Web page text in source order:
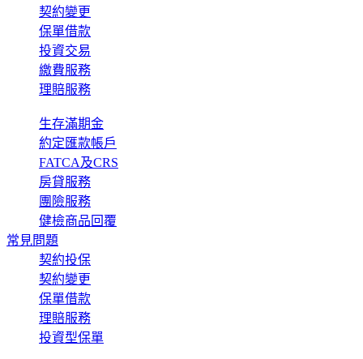
契約變更
保單借款
投資交易
繳費服務
理賠服務
生存滿期金
約定匯款帳戶
FATCA及CRS
房貸服務
團險服務
健檢商品回覆
常見問題
契約投保
契約變更
保單借款
理賠服務
投資型保單